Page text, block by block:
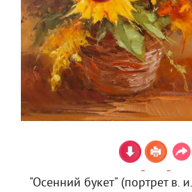
"Осенний букет" (портрет в.